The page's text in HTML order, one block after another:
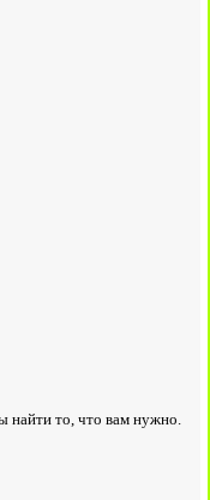
найти то, что вам нужно.